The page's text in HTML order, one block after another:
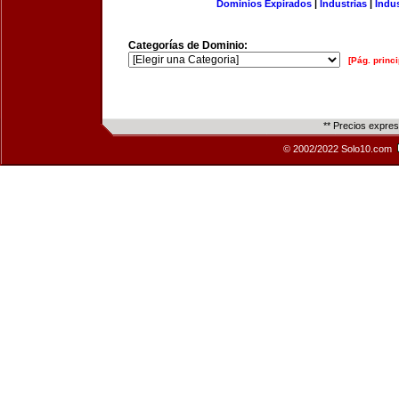
Dominios Expirados Industrias
Categorías de Dominio:
[Pág.
** Precios
© 2002/2022 Solo10.com